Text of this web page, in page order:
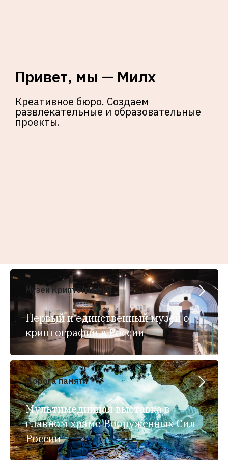
Привет, мы — Милх
Креативное бюро. Создаем
развлекательные и образовательные
проекты.
Музей Криптографии
Первый и единственный музей о
криптографии в России
Дорога памяти
Мультимедийная выставка в
главном храме Вооруженных Сил
России